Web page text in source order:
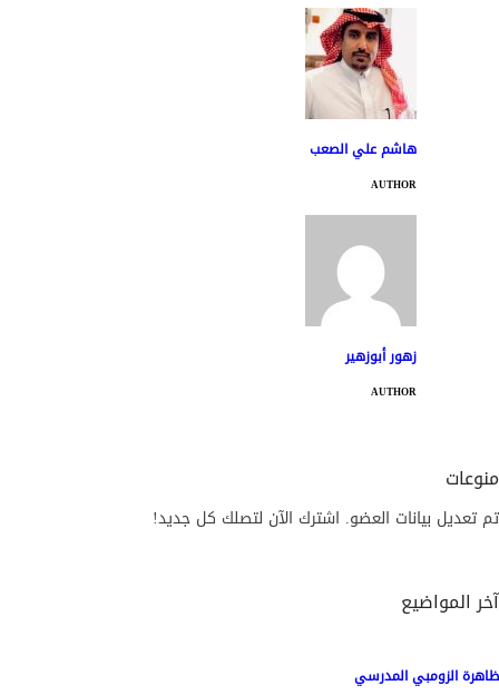
هاشم علي الصعب
AUTHOR
زهور أبوزهير
AUTHOR
منوعات
تم تعديل بيانات العضو. اشترك الآن لتصلك كل جديد!
آخر المواضيع
ظاهرة الزومبي المدرسي